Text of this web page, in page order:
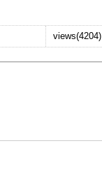
views(4204)